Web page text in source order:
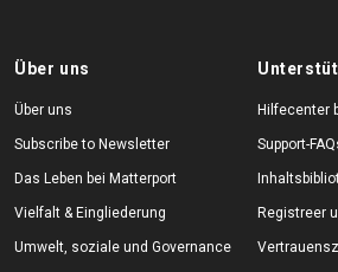
Über uns
Über uns
Subscribe to Newsletter
Das Leben bei Matterport
Vielfalt & Eingliederung
Umwelt, soziale und Governance
Hilfecenter
Support-
Registreer